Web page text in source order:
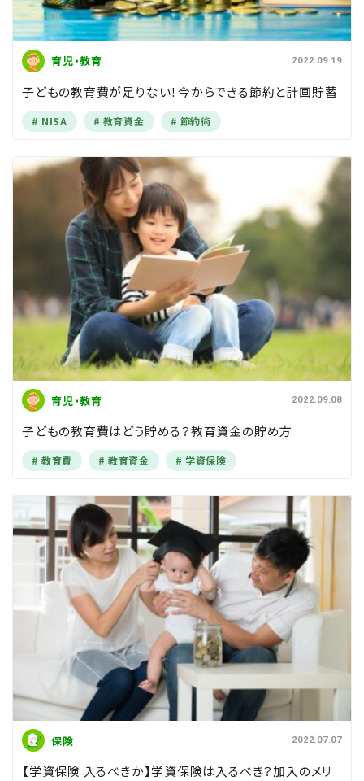
育児・教育 2022.09.19
子どもの教育費が足りない！今からできる節約と計画貯蓄
NISA 教育資金 節約術
育児・教育 2022.09.08
子どもの教育費はどう貯める？教育資金の貯め方
教育費 教育資金 学資保険
保険 2022.07.07
【学資保険 入るべきか】学資保険は入るべき？加入のメリ